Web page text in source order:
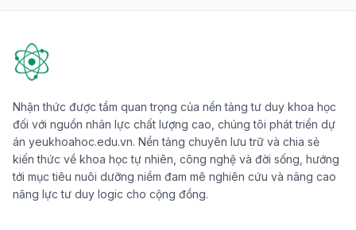
Nhận thức được tầm quan trọng của nền tảng tư duy khoa học
đối với nguồn nhân lực chất lượng cao, chúng tôi phát triển dự
án yeukhoahoc.edu.vn. Nền tảng chuyên lưu trữ và chia sẻ
kiến thức về khoa học tự nhiên, công nghệ và đời sống, hướng
tới mục tiêu nuôi dưỡng niềm đam mê nghiên cứu và nâng cao
năng lực tư duy logic cho cộng đồng.